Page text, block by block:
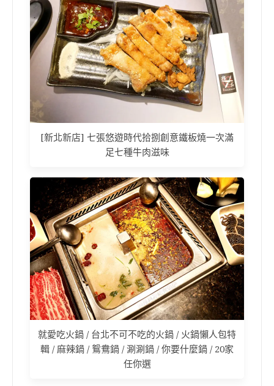
[新北新店] 七張悠遊時代拾捌創意鐵板燒一次滿
足七種牛肉滋味
就愛吃火鍋 / 台北不可不吃的火鍋 / 火鍋懶人包特
輯 / 麻辣鍋 / 鴛鴦鍋 / 涮涮鍋 / 你要什麼鍋 / 20家
任你選